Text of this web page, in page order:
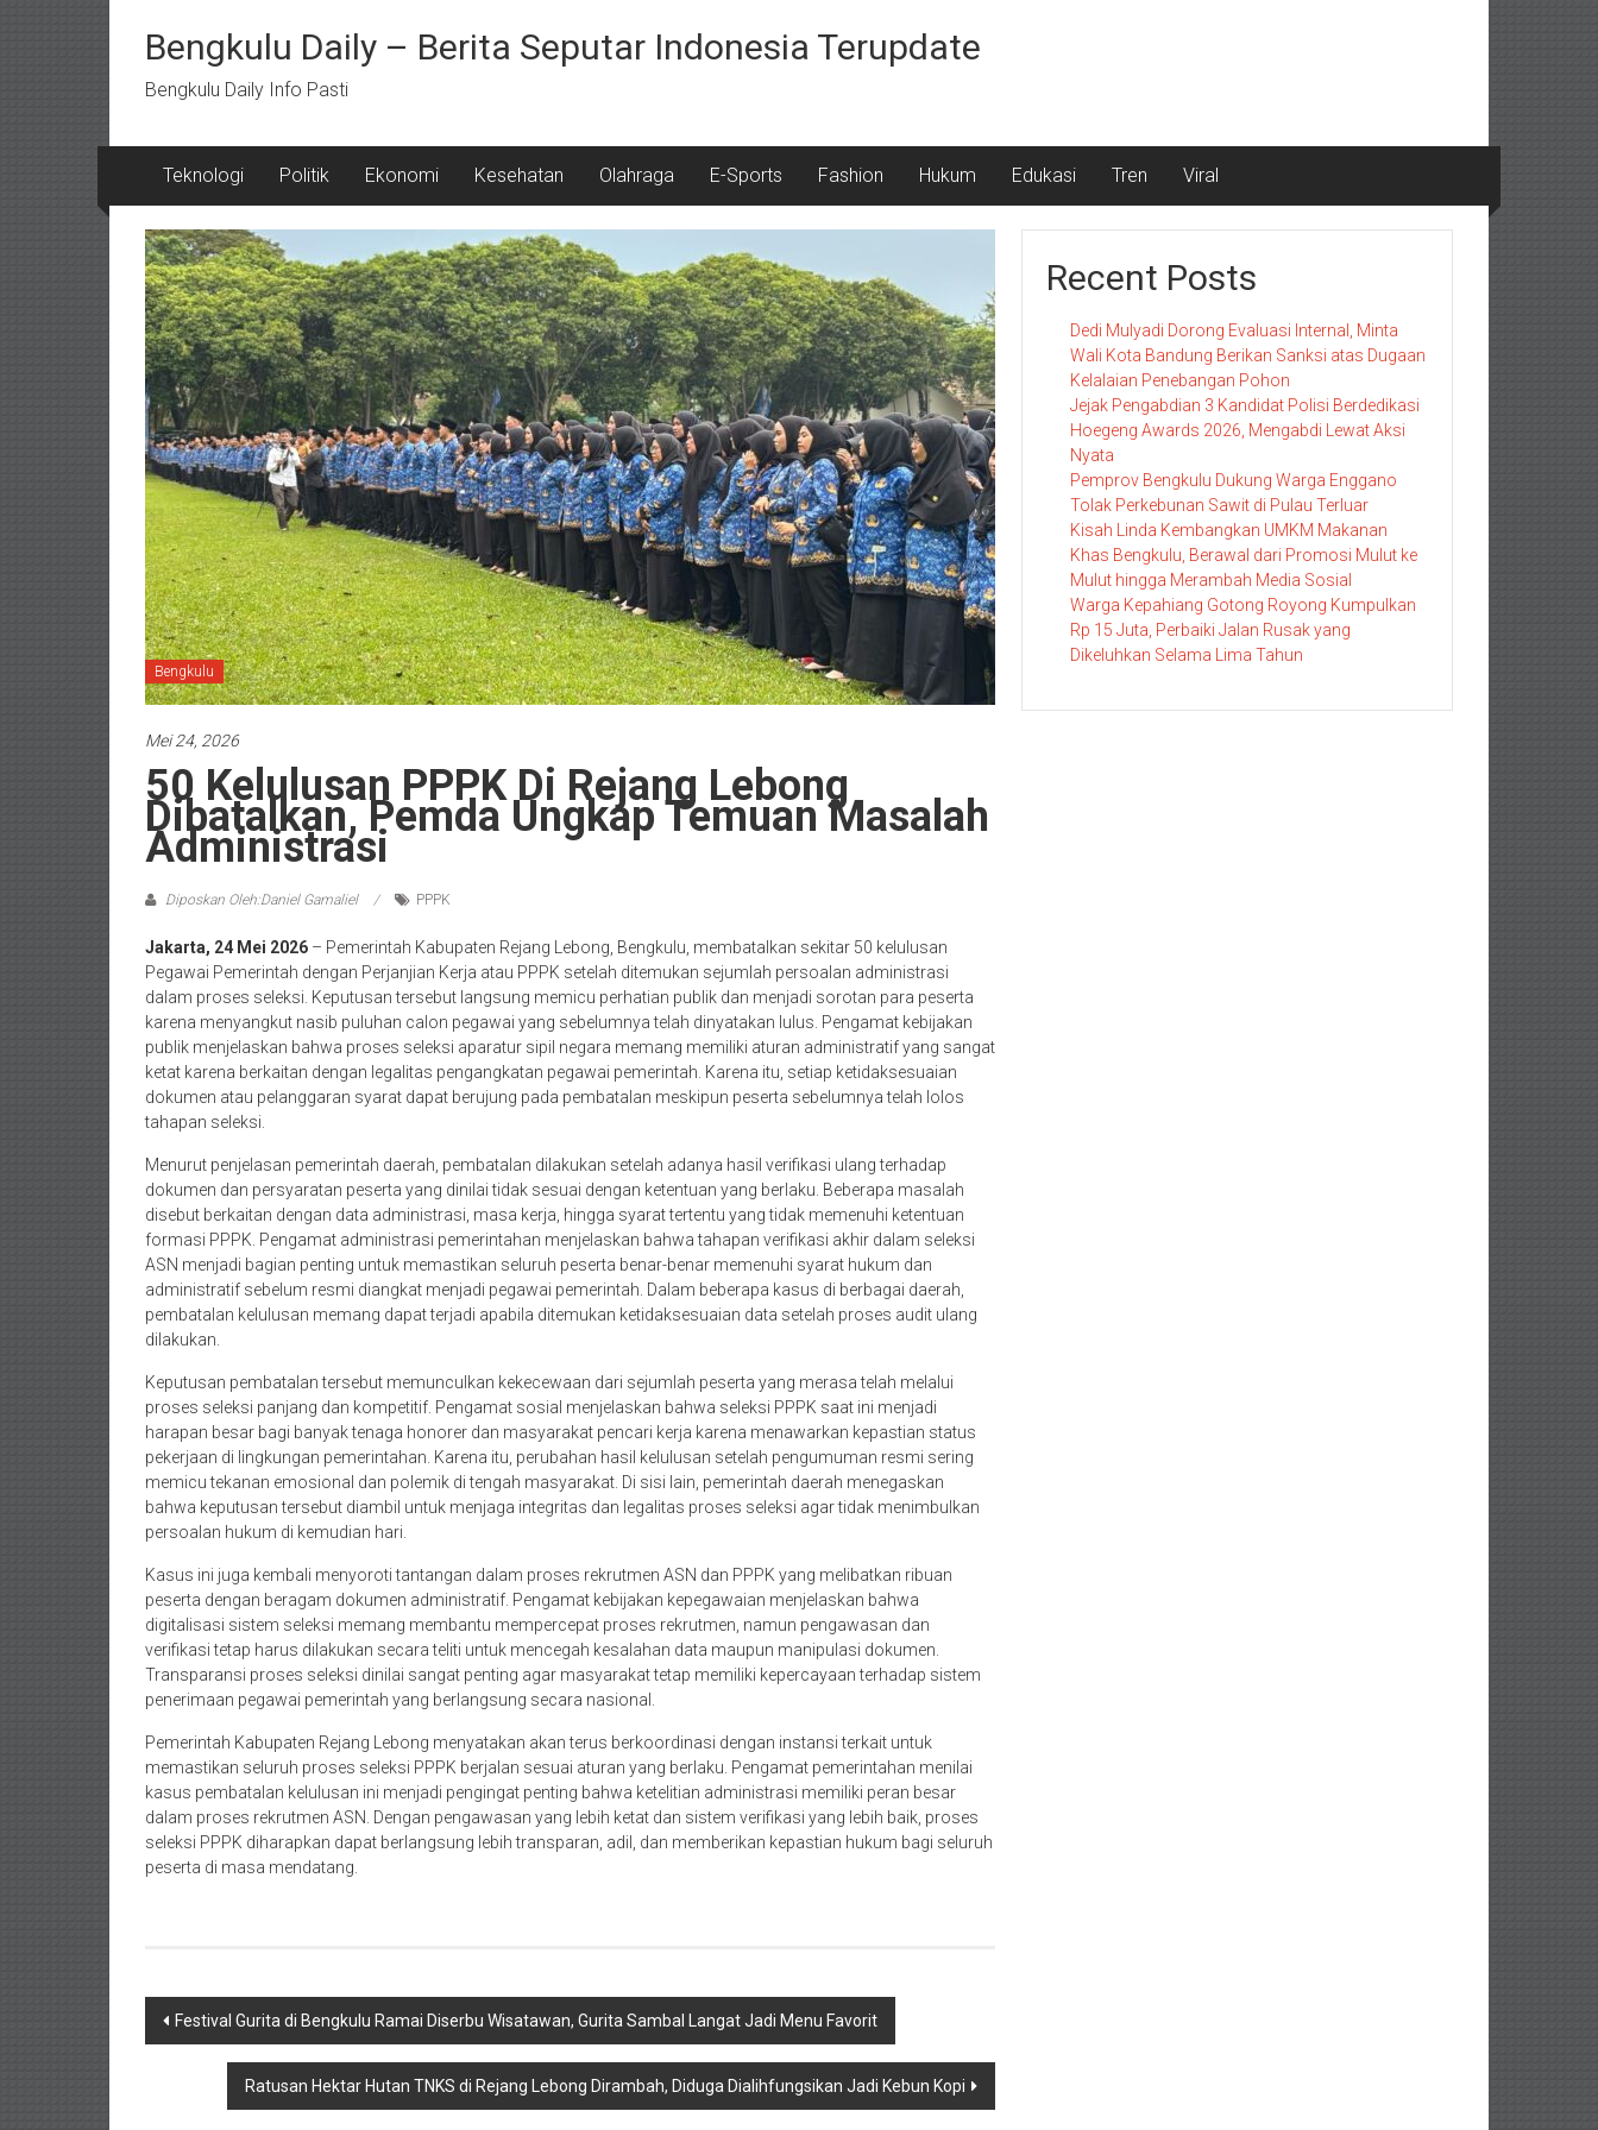
kontenBengkulu Daily – Berita Seputar Indonesia Terupdate
Bengkulu Daily Info Pasti
Teknologi Politik Ekonomi Kesehatan Olahraga E-Sports Fashion Hukum Edukasi Tren Viral
Bengkulu
Mei 24, 2026
50 Kelulusan PPPK Di Rejang Lebong
Dibatalkan, Pemda Ungkap Temuan Masalah
Administrasi
Diposkan Oleh:Daniel Gamaliel PPPK
Jakarta, 24 Mei 2026 – Pemerintah Kabupaten Rejang Lebong, Bengkulu, membatalkan sekitar 50 kelulusan
Pegawai Pemerintah dengan Perjanjian Kerja atau PPPK setelah ditemukan sejumlah persoalan administrasi
dalam proses seleksi. Keputusan tersebut langsung memicu perhatian publik dan menjadi sorotan para peserta
karena menyangkut nasib puluhan calon pegawai yang sebelumnya telah dinyatakan lulus. Pengamat kebijakan
publik menjelaskan bahwa proses seleksi aparatur sipil negara memang memiliki aturan administratif yang sangat
ketat karena berkaitan dengan legalitas pengangkatan pegawai pemerintah. Karena itu, setiap ketidaksesuaian
dokumen atau pelanggaran syarat dapat berujung pada pembatalan meskipun peserta sebelumnya telah lolos
tahapan seleksi.
Menurut penjelasan pemerintah daerah, pembatalan dilakukan setelah adanya hasil verifikasi ulang terhadap
dokumen dan persyaratan peserta yang dinilai tidak sesuai dengan ketentuan yang berlaku. Beberapa masalah
disebut berkaitan dengan data administrasi, masa kerja, hingga syarat tertentu yang tidak memenuhi ketentuan
formasi PPPK. Pengamat administrasi pemerintahan menjelaskan bahwa tahapan verifikasi akhir dalam seleksi
ASN menjadi bagian penting untuk memastikan seluruh peserta benar-benar memenuhi syarat hukum dan
administratif sebelum resmi diangkat menjadi pegawai pemerintah. Dalam beberapa kasus di berbagai daerah,
pembatalan kelulusan memang dapat terjadi apabila ditemukan ketidaksesuaian data setelah proses audit ulang
dilakukan.
Keputusan pembatalan tersebut memunculkan kekecewaan dari sejumlah peserta yang merasa telah melalui
proses seleksi panjang dan kompetitif. Pengamat sosial menjelaskan bahwa seleksi PPPK saat ini menjadi
harapan besar bagi banyak tenaga honorer dan masyarakat pencari kerja karena menawarkan kepastian status
pekerjaan di lingkungan pemerintahan. Karena itu, perubahan hasil kelulusan setelah pengumuman resmi sering
memicu tekanan emosional dan polemik di tengah masyarakat. Di sisi lain, pemerintah daerah menegaskan
bahwa keputusan tersebut diambil untuk menjaga integritas dan legalitas proses seleksi agar tidak menimbulkan
persoalan hukum di kemudian hari.
Kasus ini juga kembali menyoroti tantangan dalam proses rekrutmen ASN dan PPPK yang melibatkan ribuan
peserta dengan beragam dokumen administratif. Pengamat kebijakan kepegawaian menjelaskan bahwa
digitalisasi sistem seleksi memang membantu mempercepat proses rekrutmen, namun pengawasan dan
verifikasi tetap harus dilakukan secara teliti untuk mencegah kesalahan data maupun manipulasi dokumen.
Transparansi proses seleksi dinilai sangat penting agar masyarakat tetap memiliki kepercayaan terhadap sistem
penerimaan pegawai pemerintah yang berlangsung secara nasional.
Pemerintah Kabupaten Rejang Lebong menyatakan akan terus berkoordinasi dengan instansi terkait untuk
memastikan seluruh proses seleksi PPPK berjalan sesuai aturan yang berlaku. Pengamat pemerintahan menilai
kasus pembatalan kelulusan ini menjadi pengingat penting bahwa ketelitian administrasi memiliki peran besar
dalam proses rekrutmen ASN. Dengan pengawasan yang lebih ketat dan sistem verifikasi yang lebih baik, proses
seleksi PPPK diharapkan dapat berlangsung lebih transparan, adil, dan memberikan kepastian hukum bagi seluruh
peserta di masa mendatang.
Navigasi
Festival Gurita di Bengkulu Ramai Diserbu Wisatawan, Gurita Sambal Langat Jadi Menu Favorit
Ratusan Hektar Hutan TNKS di Rejang Lebong Dirambah, Diduga Dialihfungsikan Jadi Kebun Kopi
Recent Posts
Dedi Mulyadi Dorong Evaluasi Internal, Minta
Wali Kota Bandung Berikan Sanksi atas Dugaan
Kelalaian Penebangan Pohon
Jejak Pengabdian 3 Kandidat Polisi Berdedikasi
Hoegeng Awards 2026, Mengabdi Lewat Aksi
Nyata
Pemprov Bengkulu Dukung Warga Enggano
Tolak Perkebunan Sawit di Pulau Terluar
Kisah Linda Kembangkan UMKM Makanan
Khas Bengkulu, Berawal dari Promosi Mulut ke
Mulut hingga Merambah Media Sosial
Warga Kepahiang Gotong Royong Kumpulkan
Rp 15 Juta, Perbaiki Jalan Rusak yang
Dikeluhkan Selama Lima Tahun